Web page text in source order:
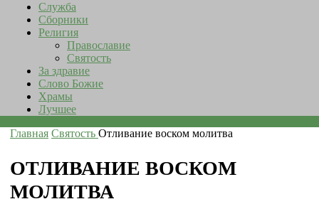
Служба
Сборники
Религия
Православие
Святость
За здравие
Слово Божие
Храмы
Лучшее
Главная Святость Отливание воском молитва
ОТЛИВАНИЕ ВОСКОМ
МОЛИТВА